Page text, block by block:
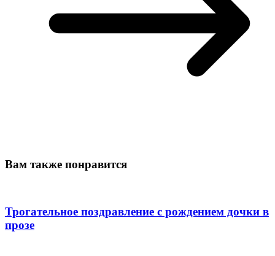
Вам также понравится
Трогательное поздравление с рождением дочки в
прозе